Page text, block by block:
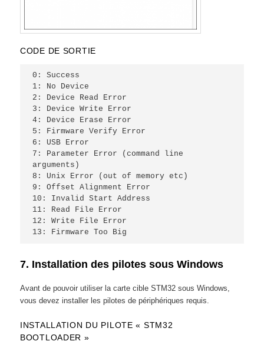
CODE DE SORTIE
0: Success
1: No Device
2: Device Read Error
3: Device Write Error
4: Device Erase Error
5: Firmware Verify Error
6: USB Error
7: Parameter Error (command line
arguments)
8: Unix Error (out of memory etc)
9: Offset Alignment Error
10: Invalid Start Address
11: Read File Error
12: Write File Error
13: Firmware Too Big
7. Installation des pilotes sous Windows
Avant de pouvoir utiliser la carte cible STM32 sous Windows,
vous devez installer les pilotes de périphériques requis.
INSTALLATION DU PILOTE « STM32
BOOTLOADER »